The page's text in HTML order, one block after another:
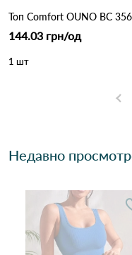
144.03 грн/од
1 шт
Недавно